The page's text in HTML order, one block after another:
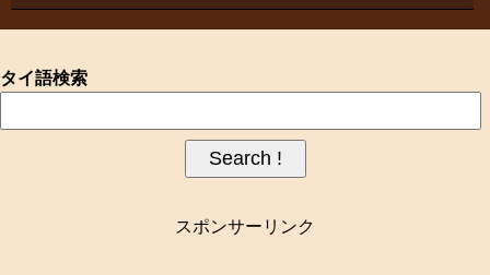
タイ語検索
スポンサーリンク